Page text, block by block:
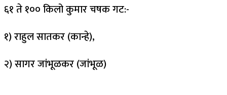
६१ ते १०० किलो कुमार चषक गट:-
१) राहुल सातकर (कान्हे),
२) सागर जांभूळकर (जांभूळ)